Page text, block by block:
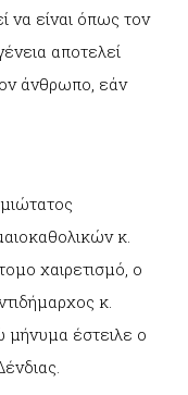
να είναι όπως τον
αποτελεί
άνθρωπο, εάν
κ.
χαιρετισμό, ο
κ.
μήνυμα έστειλε ο